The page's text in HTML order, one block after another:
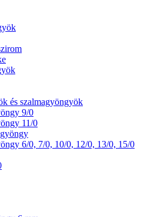
és szalmagyöngyök
9/0
11/0
6/0, 7/0, 10/0, 12/0, 13/0, 15/0